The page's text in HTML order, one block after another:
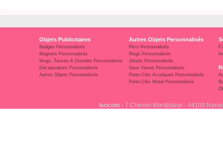
Objets Publicitaires
Badges Personnalisés
Magnets Personnalisés
Mugs, Tasses & Gourdes Personnalisés
Décapsuleurs Personnalisés
Autres Objets Personnalisés
Autres Objets Personnalisés
Pin's Personnalisés
Mugs Personnalisés
Jetons Personnalisés
Sous Verres Personnalisés
Porte-Clés Acryliques Personnalisés
Porte-Clés Metal Personnalisés
Isocom - 7 Chemin Montplaisir - 44100